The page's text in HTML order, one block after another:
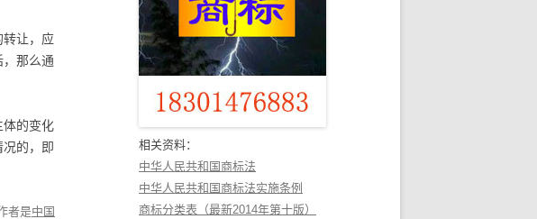
转让，应
那么通
体的变化
的，即
者是中国
相关资料：
中华人民共和国商标法
中华人民共和国商标法实施条例
商标分类表（最新2014年第十版）